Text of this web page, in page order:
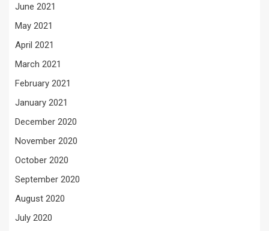
June 2021
May 2021
April 2021
March 2021
February 2021
January 2021
December 2020
November 2020
October 2020
September 2020
August 2020
July 2020